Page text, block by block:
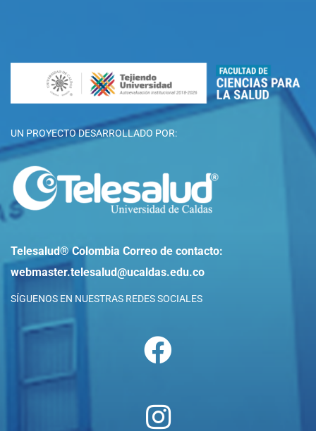
UN PROYECTO DESARROLLADO POR:
Telesalud® Colombia Correo de contacto:
webmaster.telesalud@ucaldas.edu.co
SÍGUENOS EN NUESTRAS REDES SOCIALES